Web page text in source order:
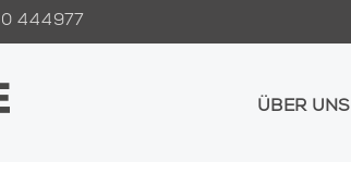
444977
ÜBER UNS